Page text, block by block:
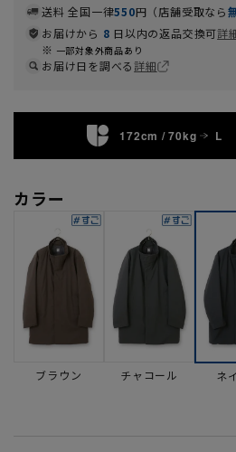
送料 全国一律550円（店舗受取なら
お届けから 8 日以内の返品交換可詳
一部対象外商品あり
お届け日を調べる詳細
172cm / 70kg L
カラー
ブラウン チャコール ネ